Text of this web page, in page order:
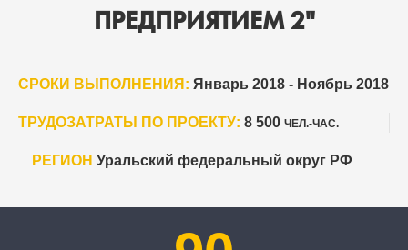
ПРЕДПРИЯТИЕМ 2"
СРОКИ ВЫПОЛНЕНИЯ: Январь 2018 - Ноябрь 2018
ТРУДОЗАТРАТЫ ПО ПРОЕКТУ: 8 500 ЧЕЛ.-ЧАС.
РЕГИОН Уральский федеральный округ РФ